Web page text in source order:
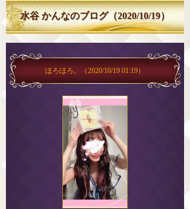
水谷 かんなのブログ（2020/10/19）
ほろほろ。 （2020/10/19 01:19）